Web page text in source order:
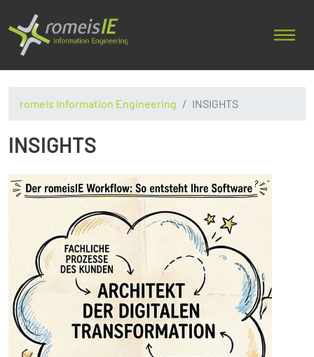
romeis Information Engineering INSIGHTS
INSIGHTS